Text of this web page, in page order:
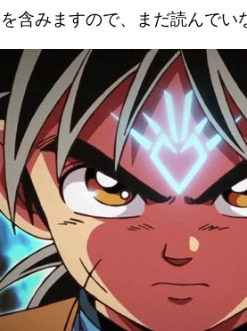
含みますので、まだ読んでい